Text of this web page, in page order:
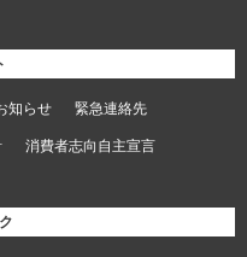
知らせ 緊急連絡先
消費者志向自主宣言